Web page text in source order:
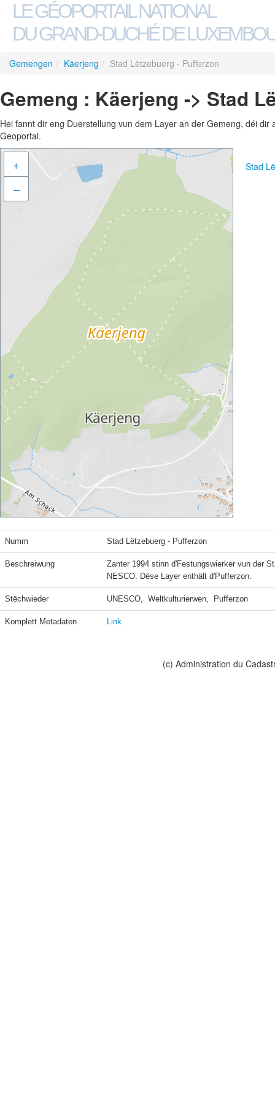
LE GÉOPORTAIL NATIONAL
DU GRAND-DUCHÉ DE
Gemengen / Käerjeng / Stad Lëtzebuerg - Pufferzon
Gemeng : Käerjeng -> Stad
Hei fannt dir eng Duerstellung vun dem Layer an der Gemeng, déi
Geoportal.
+
–
Stad
Numm Stad Lëtzebuerg - Pufferzon
Beschreiwung
Zanter 1994 stinn d'Festungswierker vun der
NESCO. Dëse Layer enthält d'Pufferzon.
Stëchwieder UNESCO,  Weltkulturierwen,  Pufferzon
Komplett Metadaten Link
(c) Administration du